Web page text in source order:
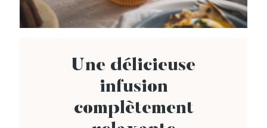
Une délicieuse
infusion
complètement